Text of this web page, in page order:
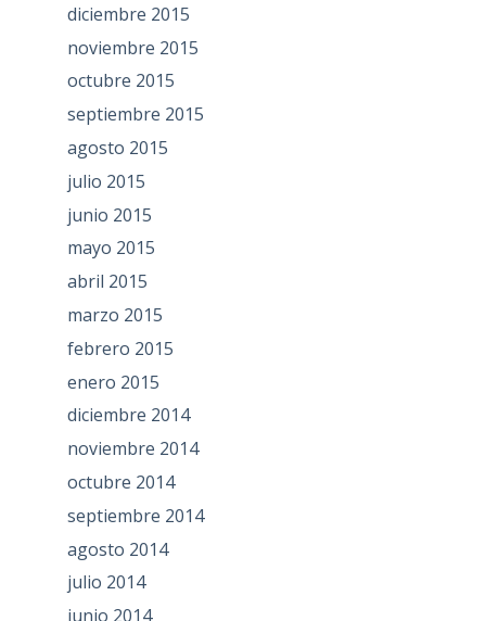
diciembre 2015
noviembre 2015
octubre 2015
septiembre 2015
agosto 2015
julio 2015
junio 2015
mayo 2015
abril 2015
marzo 2015
febrero 2015
enero 2015
diciembre 2014
noviembre 2014
octubre 2014
septiembre 2014
agosto 2014
julio 2014
junio 2014